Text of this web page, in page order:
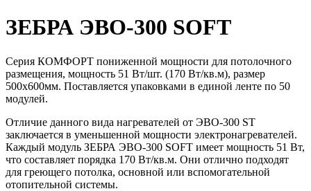
ЗЕБРА ЭВО-300 SOFT
Серия КОМФОРТ пониженной мощности для потолочного
размещения, мощность 51 Вт/шт. (170 Вт/кв.м), размер
500х600мм. Поставляется упаковками в единой ленте по 50
модулей.
Отличие данного вида нагревателей от ЭВО-300 ST
заключается в уменьшенной мощности электронагревателей.
Каждый модуль ЗЕБРА ЭВО-300 SOFT имеет мощность 51 Вт,
что составляет порядка 170 Вт/кв.м. Они отлично подходят
для греющего потолка, основной или вспомогательной
отопительной системы.